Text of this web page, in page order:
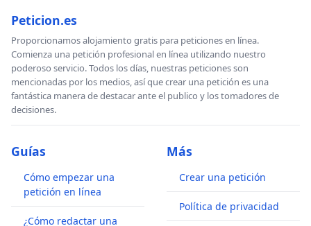
Peticion.es
Proporcionamos alojamiento gratis para peticiones en línea.
Comienza una petición profesional en línea utilizando nuestro
poderoso servicio. Todos los días, nuestras peticiones son
mencionadas por los medios, así que crear una petición es una
fantástica manera de destacar ante el publico y los tomadores de
decisiones.
Guías
Cómo empezar una
petición en línea
¿Cómo redactar una
Más
Crear una petición
Política de privacidad